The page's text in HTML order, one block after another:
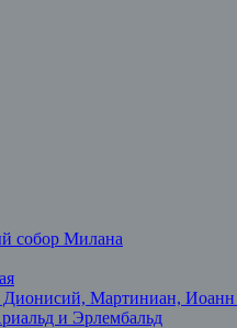
собор Милана
Мартиниан,
и Эрлембальд